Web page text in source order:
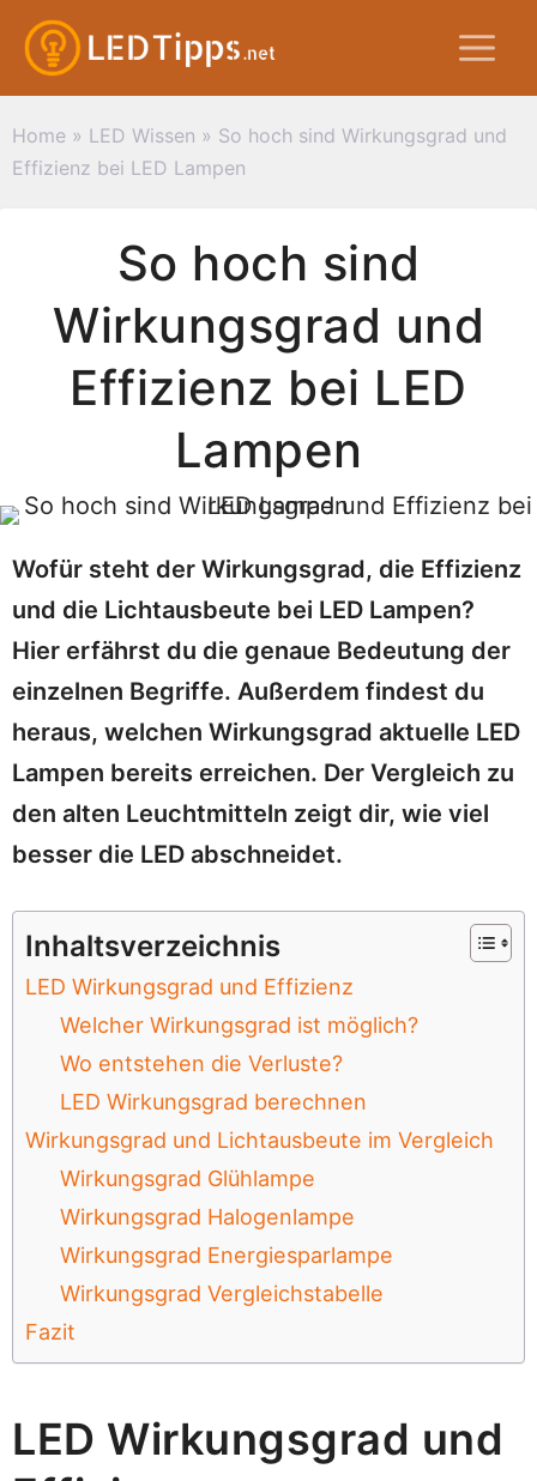
Zum
Inhalt
springen
Home » LED Wissen » So hoch sind Wirkungsgrad und
Effizienz bei LED Lampen
So hoch sind
Wirkungsgrad und
Effizienz bei LED
Lampen
Wofür steht der Wirkungsgrad, die Effizienz
und die Lichtausbeute bei LED Lampen?
Hier erfährst du die genaue Bedeutung der
einzelnen Begriffe. Außerdem findest du
heraus, welchen Wirkungsgrad aktuelle LED
Lampen bereits erreichen. Der Vergleich zu
den alten Leuchtmitteln zeigt dir, wie viel
besser die LED abschneidet.
Inhaltsverzeichnis
LED Wirkungsgrad und Effizienz
Welcher Wirkungsgrad ist möglich?
Wo entstehen die Verluste?
LED Wirkungsgrad berechnen
Wirkungsgrad und Lichtausbeute im Vergleich
Wirkungsgrad Glühlampe
Wirkungsgrad Halogenlampe
Wirkungsgrad Energiesparlampe
Wirkungsgrad Vergleichstabelle
Fazit
LED Wirkungsgrad und